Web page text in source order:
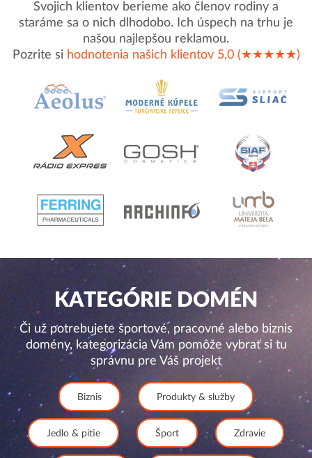
Svojich klientov berieme ako členov rodiny a
staráme sa o nich dlhodobo. Ich úspech na trhu je
našou najlepšou reklamou.
Pozrite si hodnotenia našich klientov 5,0 (★★★★★)
KATEGÓRIE DOMÉN
Či už potrebujete športové, pracovné alebo biznis
domény, kategorizácia Vám pomôže vybrať si tu
správnu pre Váš projekt
Biznis Produkty & služby
Jedlo & pitie Šport Zdravie